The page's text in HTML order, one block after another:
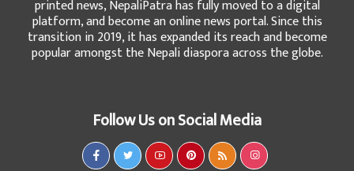
printed news, NepaliPatra has fully moved to a digital
platform, and become an online news portal. Since this
transition in 2019, it has expanded its reach and become
popular amongst the Nepali diaspora across the globe.
Follow Us on Social Media